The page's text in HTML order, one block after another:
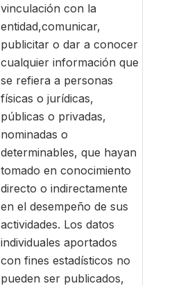
vinculación con la
entidad,comunicar,
publicitar o dar a conocer
cualquier información que
se refiera a personas
físicas o jurídicas,
públicas o privadas,
nominadas o
determinables, que hayan
tomado en conocimiento
directo o indirectamente
en el desempeño de sus
actividades. Los datos
individuales aportados
con fines estadísticos no
pueden ser publicados,